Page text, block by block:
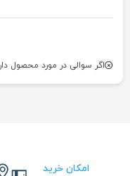
اگر سوالی در مورد محصول
امکان خرید